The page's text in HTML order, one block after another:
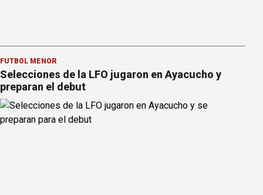
FÚTBOL MENOR
Selecciones de la LFO jugaron en Ayacucho y
preparan el debut